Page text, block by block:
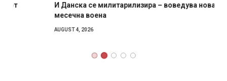
И Данска се милитарилизира – воведува нова 11-
месечна воена